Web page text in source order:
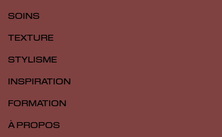
SOINS
TEXTURE
STYLISME
INSPIRATION
FORMATION
À PROPOS